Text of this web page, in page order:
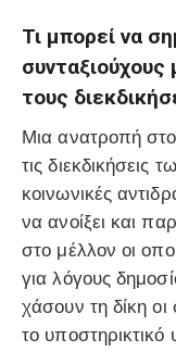
Τι μπορεί να
τους
Μια ανατροπή
τις διεκδικήσεις
κοινωνικές
να ανοίξει και
στο μέλλον οι
για λόγους
χάσουν τη δίκη οι
το